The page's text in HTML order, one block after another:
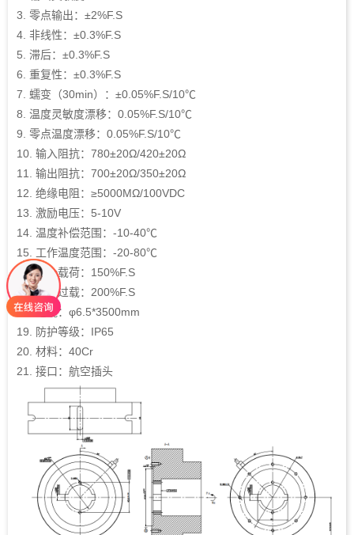
3. 零点输出：±2%F.S
4. 非线性：±0.3%F.S
5. 滞后：±0.3%F.S
6. 重复性：±0.3%F.S
7. 蠕变（30min）：±0.05%F.S/10℃
8. 温度灵敏度漂移：0.05%F.S/10℃
9. 零点温度漂移：0.05%F.S/10℃
10. 输入阻抗：780±20Ω/420±20Ω
11. 输出阻抗：700±20Ω/350±20Ω
12. 绝缘电阻：≥5000MΩ/100VDC
13. 激励电压：5-10V
14. 温度补偿范围：-10-40℃
15. 工作温度范围：-20-80℃
16. 安全载荷：150%F.S
17. 极限过载：200%F.S
18. 电缆：φ6.5*3500mm
19. 防护等级：IP65
20. 材料：40Cr
21. 接口：航空插头